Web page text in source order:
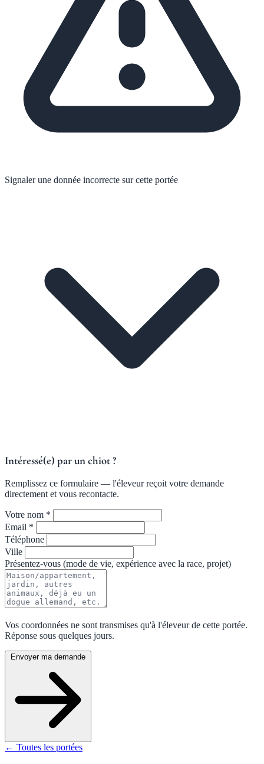
Signaler une donnée incorrecte sur cette portée
Intéressé(e) par un chiot ?
Remplissez ce formulaire — l'éleveur reçoit votre demande
directement et vous recontacte.
Votre nom *
Email *
Téléphone
Ville
Présentez-vous (mode de vie, expérience avec la race, projet)
Vos coordonnées ne sont transmises qu'à l'éleveur de cette portée.
Réponse sous quelques jours.
Envoyer ma demande
← Toutes les portées